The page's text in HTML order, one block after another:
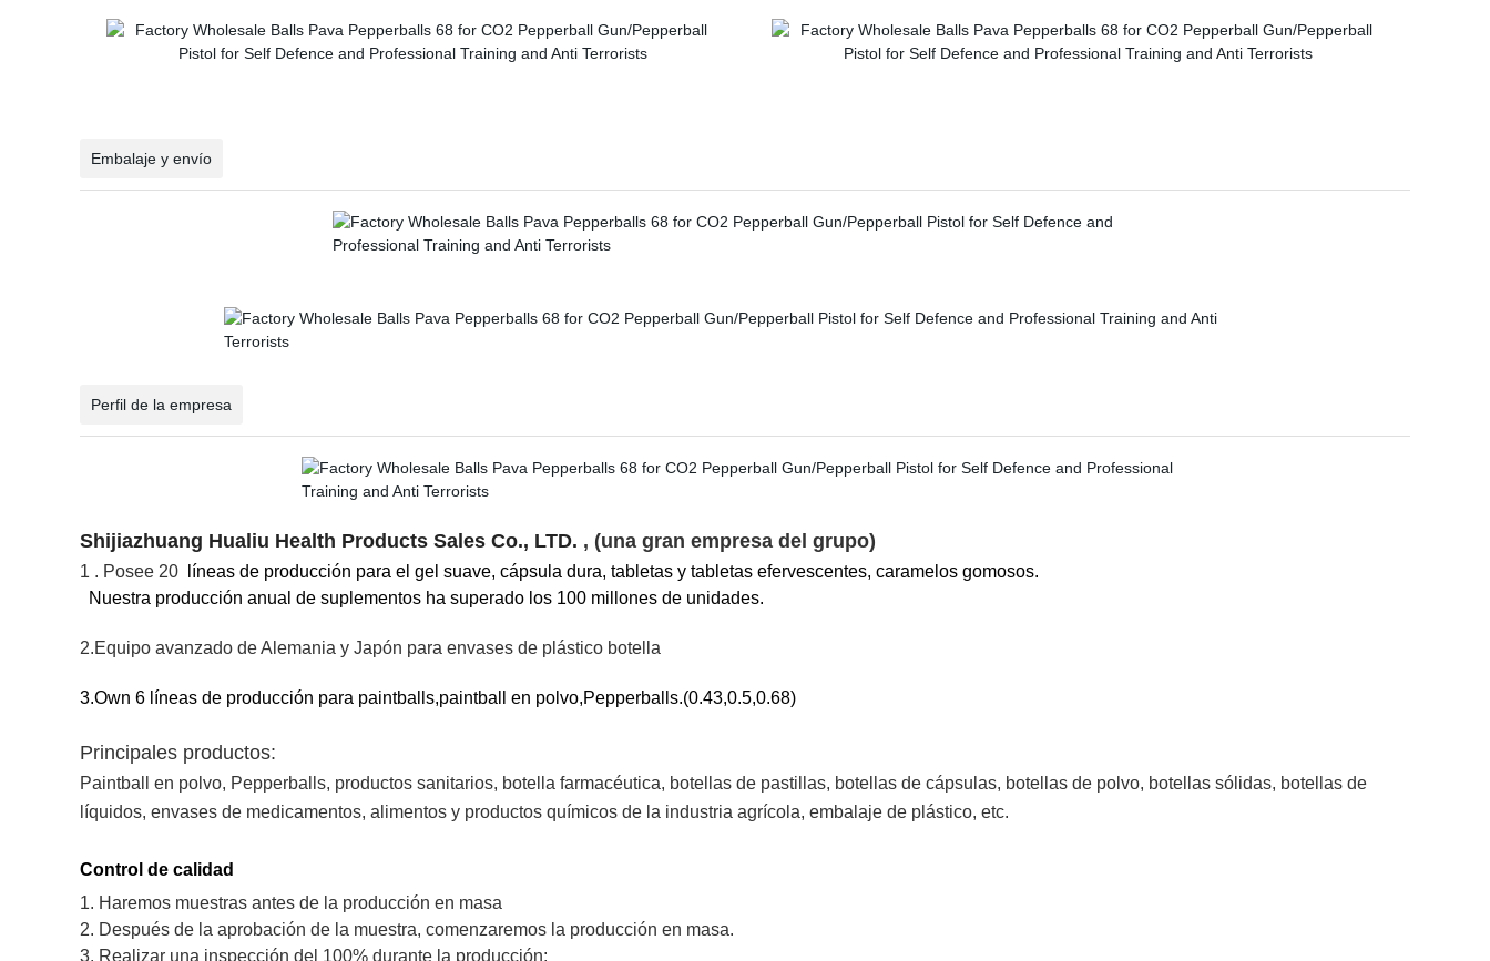
Embalaje y envío
Perfil de la empresa
Shijiazhuang Hualiu Health Products Sales Co., LTD. , (una gran empresa del grupo)
1 . Posee 20
líneas de producción para el gel suave, cápsula dura, tabletas y tabletas efervescentes, caramelos gomosos.
Nuestra producción anual de suplementos ha superado los 100 millones de unidades.
2.Equipo avanzado de Alemania y Japón para envases de plástico botella
3.Own 6 líneas de producción para paintballs,paintball en polvo,Pepperballs.(0.43,0.5,0.68)
Principales productos:
Paintball en polvo, Pepperballs, productos sanitarios, botella farmacéutica, botellas de pastillas, botellas de cápsulas, botellas de polvo, botellas sólidas, botellas de
líquidos, envases de medicamentos, alimentos y productos químicos de la industria agrícola, embalaje de plástico, etc.
Control de calidad
1. Haremos muestras antes de la producción en masa
2. Después de la aprobación de la muestra, comenzaremos la producción en masa.
3. Realizar una inspección del 100% durante la producción;